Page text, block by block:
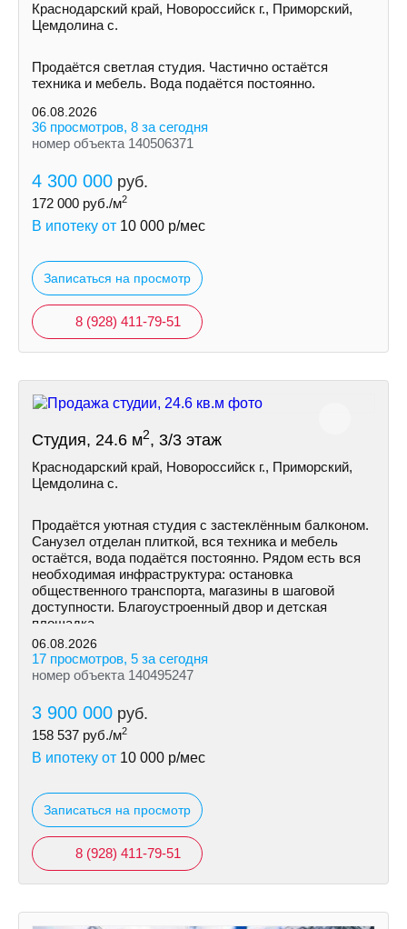
Краснодарский край, Новороссийск г., Приморский,
Цемдолина с.
Продаётся светлая студия. Частично остаётся
техника и мебель. Вода подаётся постоянно.
06.08.2026
36 просмотров, 8 за сегодня
номер объекта 140506371
4 300 000 руб.
172 000 руб./м2
В ипотеку от 10 000 р/мес
Записаться на просмотр
8 (928) 411-79-51
Студия, 24.6 м2, 3/3 этаж
Краснодарский край, Новороссийск г., Приморский,
Цемдолина с.
Продаётся уютная студия с застеклённым балконом.
Санузел отделан плиткой, вся техника и мебель
остаётся, вода подаётся постоянно. Рядом есть вся
необходимая инфраструктура: остановка
общественного транспорта, магазины в шаговой
доступности. Благоустроенный двор и детская
площадка.
06.08.2026
17 просмотров, 5 за сегодня
номер объекта 140495247
3 900 000 руб.
158 537 руб./м2
В ипотеку от 10 000 р/мес
Записаться на просмотр
8 (928) 411-79-51